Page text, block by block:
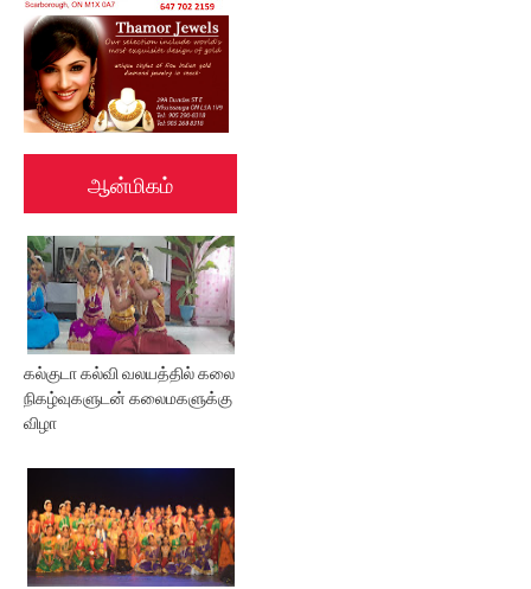
ஆன்மிகம்
கல்குடா கல்வி வலயத்தில் கலை
நிகழ்வுகளுடன் கலைமகளுக்கு
விழா